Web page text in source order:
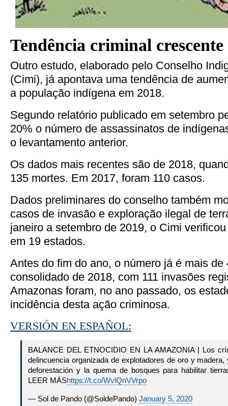
Tendência criminal crescente
Outro estudo, elaborado pelo Conselho
(Cimi), já apontava uma tendência de
a população indígena em 2018.
Segundo relatório publicado em setembro
20% o número de assassinatos de
o levantamento anterior.
Os dados mais recentes são de 2018,
135 mortes. Em 2017, foram 110 casos.
Dados preliminares do conselho também
casos de invasão e exploração ilegal de
janeiro a setembro de 2019, o Cimi
em 19 estados.
Antes do fim do ano, o número já é mais de
consolidado de 2018, com 111 invasões
Amazonas foram, no ano passado, os
incidência desta ação criminosa.
VERSIÓN EN ESPAÑOL:
BALANCE DEL ETNOCIDIO EN LA AMAZONIA | Los
delincuencia organizada de explotadores de oro y
deforestación y la quema de bosques para habilitar
LEER MÁShttps://t.co/WvlQnVVrpo
— Sol de Pando (@SoldePando) January 5, 2020